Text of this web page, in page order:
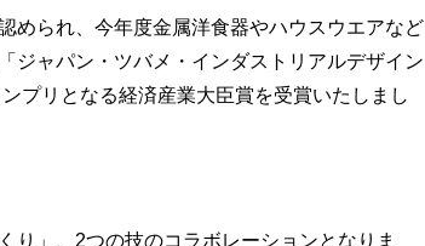
められ、今年度金属洋食器やハウスウエアなど
ジャパン・ツバメ・インダストリアルデザイン
プリとなる経済産業大臣賞を受賞いたしまし
り」、2つの技のコラボレーションとなりま